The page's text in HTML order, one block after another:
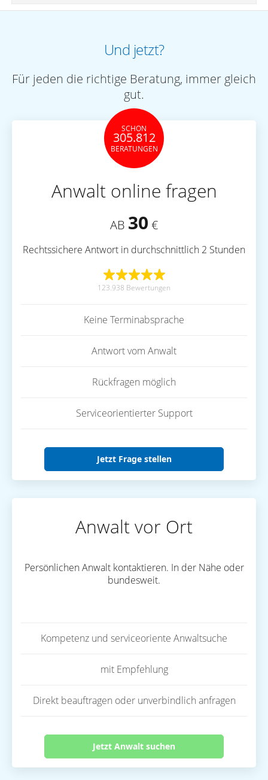
Und jetzt?
Für jeden die richtige Beratung, immer gleich
gut.
SCHON
305.812
BERATUNGEN
Anwalt online fragen
AB 30 €
Rechtssichere Antwort in durchschnittlich 2 Stunden
123.938 Bewertungen
Keine Terminabsprache
Antwort vom Anwalt
Rückfragen möglich
Serviceorientierter Support
Jetzt Frage stellen
Anwalt vor Ort
Persönlichen Anwalt kontaktieren. In der Nähe oder
bundesweit.
Kompetenz und serviceoriente Anwaltsuche
mit Empfehlung
Direkt beauftragen oder unverbindlich anfragen
Jetzt Anwalt suchen